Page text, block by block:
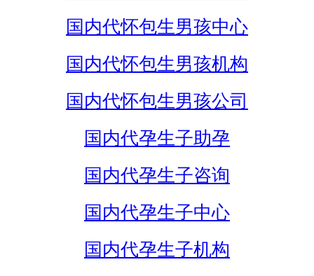
国内代怀包生男孩中心
国内代怀包生男孩机构
国内代怀包生男孩公司
国内代孕生子助孕
国内代孕生子咨询
国内代孕生子中心
国内代孕生子机构